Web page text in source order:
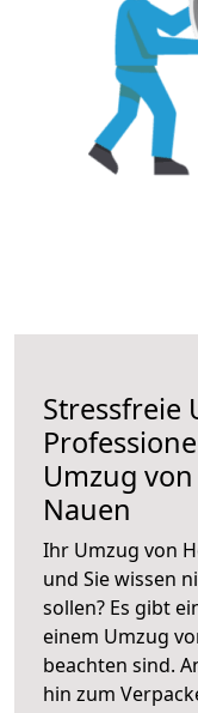
Stressfreie
Umzug
Nauen
Ihr Umzug von
und Sie wissen
sollen? Es gibt
einem Umzug
beachten sind.
hin zum